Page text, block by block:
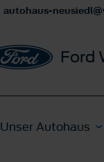
autohaus-
Ford
Unser Autohaus